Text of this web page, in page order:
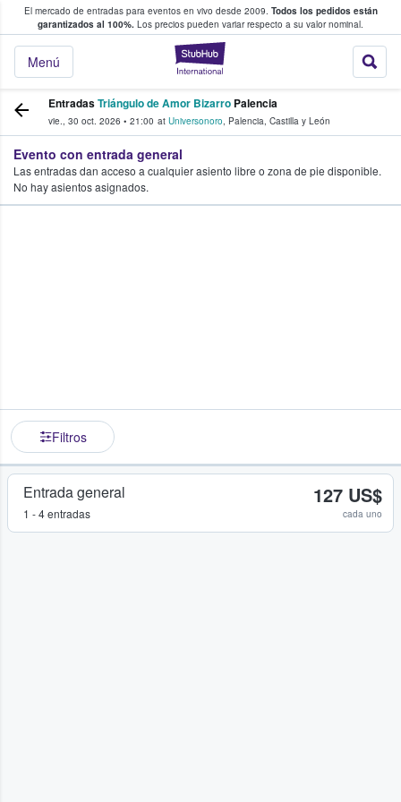
El mercado de entradas para eventos en vivo desde 2009. Todos los pedidos están
garantizados al 100%. Los precios pueden variar respecto a su valor nominal.
StubHub:
Menú
y venta de entradas entre fans
EntradasTriángulo de Amor Bizarro Palencia
vie., 30 oct. 2026 • 21:00 at Universonoro, Palencia, Castilla y León
Evento con entrada general
Las entradas dan acceso a cualquier asiento libre o zona de pie disponible.
No hay asientos asignados.
Filtros
Entrada general
1 - 4 entradas
127 US$
cada uno